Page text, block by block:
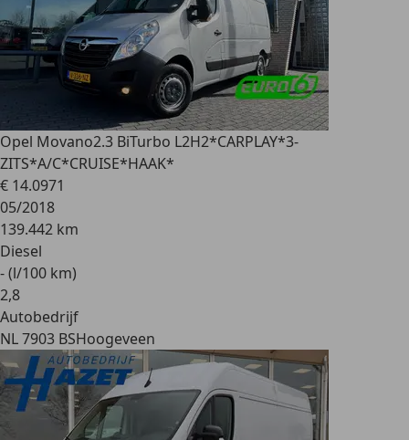
Opel Movano2.3 BiTurbo L2H2*CARPLAY*3-
ZITS*A/C*CRUISE*HAAK*
€ 14.0971
05/2018
139.442 km
Diesel
- (l/100 km)
2,8
Autobedrijf
NL 7903 BSHoogeveen